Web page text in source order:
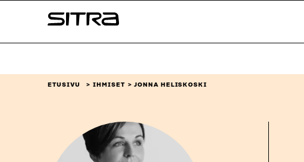
sisältöön
Sitra
ETUSIVU IHMISET JONNA HELISKOSKI